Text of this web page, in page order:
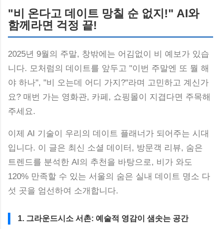
"비 온다고 데이트 망칠 순 없지!" AI와
함께라면 걱정 끝!
2025년 9월의 주말, 창밖에는 어김없이 비 예보가 있습
니다. 모처럼의 데이트를 앞두고 "이번 주말엔 또 뭘 해
야 하나", "비 오는데 어디 가지?"라며 고민하고 계신가
요? 매번 가는 영화관, 카페, 쇼핑몰이 지겹다면 주목해
주세요.
이제 AI 기술이 우리의 데이트 플래너가 되어주는 시대
입니다. 이 글은 최신 소셜 데이터, 방문객 리뷰, 숨은
트렌드를 분석한 AI의 추천을 바탕으로, 비가 와도
120% 만족할 수 있는 서울의 숨은 실내 데이트 명소 다
섯 곳을 엄선하여 소개합니다.
1. 그라운드시소 서촌: 예술적 영감이 샘솟는 공간